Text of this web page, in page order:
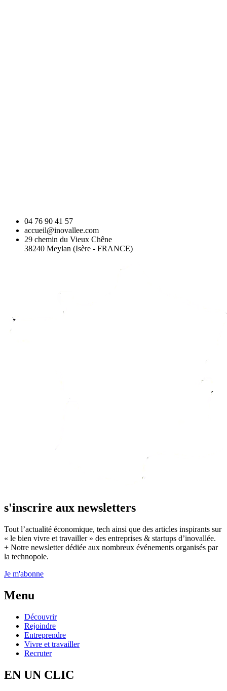
04 76 90 41 57
accueil@inovallee.com
29 chemin du Vieux Chêne
38240 Meylan (Isère - FRANCE)
s'inscrire aux newsletters
Tout l’actualité économique, tech ainsi que des articles inspirants sur
« le bien vivre et travailler » des entreprises & startups d’inovallée.
+ Notre newsletter dédiée aux nombreux événements organisés par
la technopole.
Je m'abonne
Menu
Découvrir
Rejoindre
Entreprendre
Vivre et travailler
Recruter
EN UN CLIC